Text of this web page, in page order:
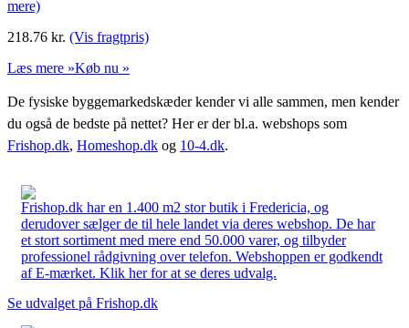
mere)
218.76 kr. (Vis fragtpris)
Læs mere »Køb nu »
De fysiske byggemarkedskæder kender vi alle sammen, men kender
du også de bedste på nettet? Her er der bl.a. webshops som
Frishop.dk, Homeshop.dk og 10-4.dk.
Frishop.dk har en 1.400 m2 stor butik i Fredericia, og
derudover sælger de til hele landet via deres webshop. De har
et stort sortiment med mere end 50.000 varer, og tilbyder
professionel rådgivning over telefon. Webshoppen er godkendt
af E-mærket. Klik her for at se deres udvalg.
Se udvalget på Frishop.dk